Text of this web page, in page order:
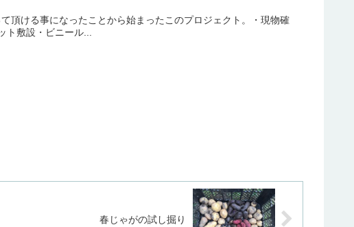
頂ける事になったことから始まったこのプロジェクト。・現物確
敷設・ビニール...
春じゃがの試し掘り